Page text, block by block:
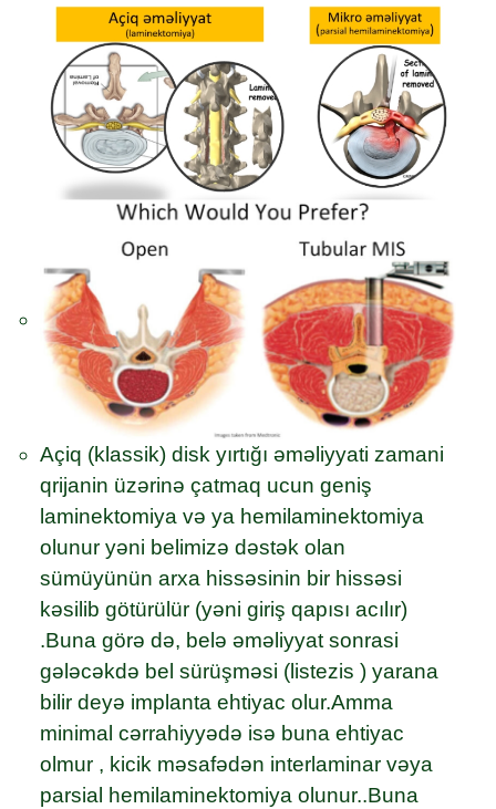
Açiq (klassik) disk yırtığı əməliyyati zamani
qrijanin üzərinə çatmaq ucun geniş
laminektomiya və ya hemilaminektomiya
olunur yəni belimizə dəstək olan
sümüyünün arxa hissəsinin bir hissəsi
kəsilib götürülür (yəni giriş qapısı acılır)
.Buna görə də, belə əməliyyat sonrasi
gələcəkdə bel sürüşməsi (listezis ) yarana
bilir deyə implanta ehtiyac olur.Amma
minimal cərrahiyyədə isə buna ehtiyac
olmur , kicik məsafədən interlaminar vəya
parsial hemilaminektomiya olunur..Buna